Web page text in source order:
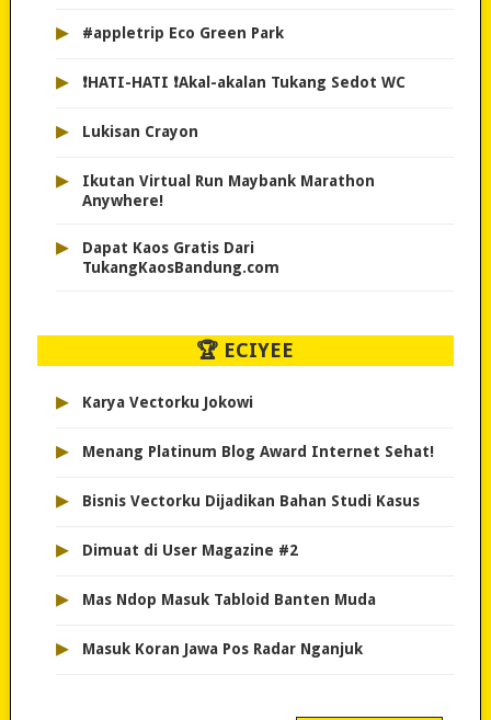
▸ #appletrip Eco Green Park
▸ ❗HATI-HATI ❗Akal-akalan Tukang Sedot WC
▸ Lukisan Crayon
▸
Ikutan Virtual Run Maybank Marathon
Anywhere!
▸
Dapat Kaos Gratis Dari
TukangKaosBandung.com
🏆 ECIYEE
▸ Karya Vectorku Jokowi
▸ Menang Platinum Blog Award Internet Sehat!
▸ Bisnis Vectorku Dijadikan Bahan Studi Kasus
▸ Dimuat di User Magazine #2
▸ Mas Ndop Masuk Tabloid Banten Muda
▸ Masuk Koran Jawa Pos Radar Nganjuk